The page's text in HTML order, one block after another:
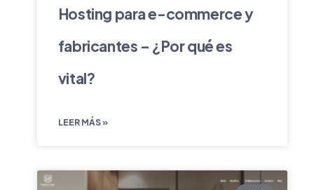
Hosting para e-commerce y
fabricantes – ¿Por qué es
vital?
LEER MÁS »